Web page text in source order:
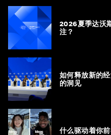
2026夏季达沃
注？
如何释放新的
的洞见
什么驱动着你